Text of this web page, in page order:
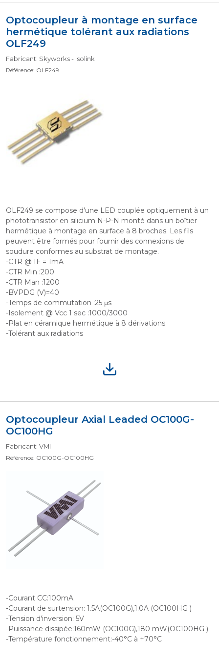
Optocoupleur à montage en surface
hermétique tolérant aux radiations
OLF249
Fabricant: Skyworks - Isolink
Référence: OLF249
OLF249 se compose d’une LED couplée optiquement à un
phototransistor en silicium N-P-N monté dans un boîtier
hermétique à montage en surface à 8 broches. Les fils
peuvent être formés pour fournir des connexions de
soudure conformes au substrat de montage.
-CTR @ IF = 1mA
-CTR Min :200
-CTR Man :1200
-BVPDG (V)=40
-Temps de commutation :25 μs
-Isolement @ Vcc 1 sec :1000/3000
-Plat en céramique hermétique à 8 dérivations
-Tolérant aux radiations
Optocoupleur Axial Leaded OC100G-
OC100HG
Fabricant: VMI
Référence: OC100G-OC100HG
-Courant CC:100mA
-Courant de surtension: 1.5A(OC100G),1.0A (OC100HG )
-Tension d'inversion: 5V
-Puissance dissipée:160mW (OC100G),180 mW(OC100HG )
-Température fonctionnement:-40°C à +70°C